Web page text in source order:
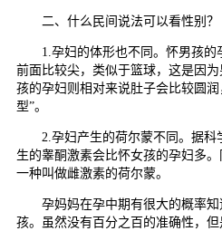
二、什么民间说法可以看性别？
1.孕妇的体形也不同。怀男孩的
前面比较尖，类似于篮球，这是因
孩的孕妇则相对来说肚子会比较圆
型”。
2.孕妇产生的荷尔蒙不同。据科
生的睾酮激素会比怀女孩的孕妇多
一种叫做雌激素的荷尔蒙。
孕妈妈在孕中期有很大的概率知
孩。虽然没有百分之百的准确性，